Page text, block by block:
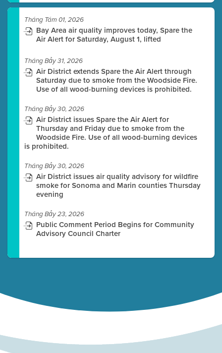
Tháng Tám 01, 2026
Bay Area air quality improves today, Spare the
Air Alert for Saturday, August 1, lifted
Tháng Bảy 31, 2026
Air District extends Spare the Air Alert through
Saturday due to smoke from the Woodside Fire.
Use of all wood-burning devices is prohibited.
Tháng Bảy 30, 2026
Air District issues Spare the Air Alert for
Thursday and Friday due to smoke from the
Woodside Fire. Use of all wood-burning devices
is prohibited.
Tháng Bảy 30, 2026
Air District issues air quality advisory for wildfire
smoke for Sonoma and Marin counties Thursday
evening
Tháng Bảy 23, 2026
Public Comment Period Begins for Community
Advisory Council Charter